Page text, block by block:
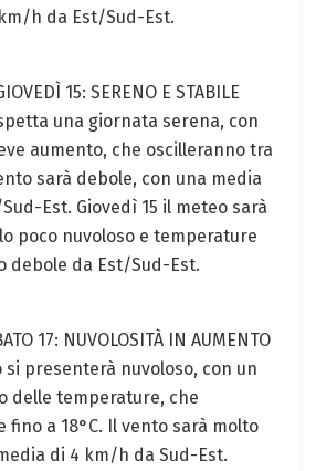
h da Est/Sud-Est.
15: SERENO E STABILE
una giornata serena, con
aumento, che oscilleranno tra
sarà debole, con una media
Est. Giovedì 15 il meteo sarà
poco nuvoloso e temperature
debole da Est/Sud-Est.
17: NUVOLOSITÀ IN AUMENTO
si presenterà nuvoloso, con un
delle temperature, che
a 18°C. Il vento sarà molto
di 4 km/h da Sud-Est.